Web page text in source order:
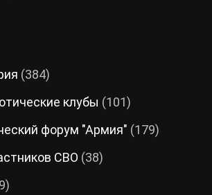
(384)
клубы (101)
форум "Армия" (179)
СВО (38)